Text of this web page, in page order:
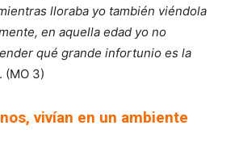
lloraba yo también viéndola
en aquella edad yo no
qué grande infortunio es la
. (MO 3)
vivían en un ambiente